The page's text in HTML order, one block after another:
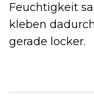
Feuchtigkeit
kleben
gerade locker.